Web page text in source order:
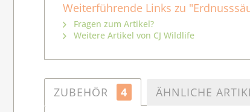
Weiterführende Links zu
Fragen zum Artikel?
Weitere Artikel von CJ Wildlife
ZUBEHÖR 4 ÄHNLICHE